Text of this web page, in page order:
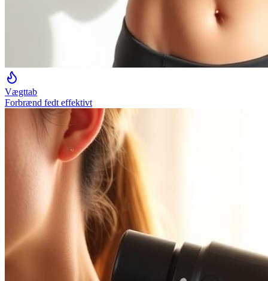
Vægttab
Forbrænd fedt effektivt